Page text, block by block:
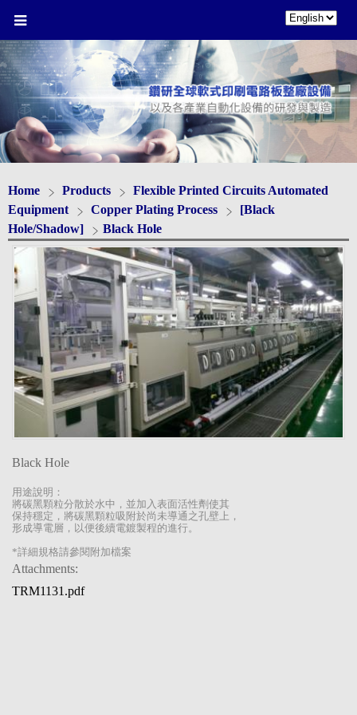
Home Products
Flexible Printed Circuits Automated
Equipment
Copper Plating Process
[Black
Hole/Shadow]
Black Hole
Black Hole
用途說明：
將碳黑顆粒分散於水中，並加入表面活性劑使其
保持穩定，將碳黑顆粒吸附於尚未導通之孔壁上，
形成導電層，以便後續電鍍製程的進行。
*詳細規格請參閱附加檔案
Attachments:
TRM1131.pdf